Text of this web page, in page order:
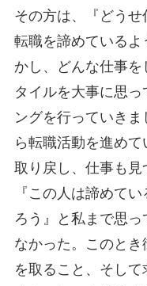
その方は、『どう
転職を諦めているよ
かし、どんな仕事
タイルを大事に思
ングを行っていき
ら転職活動を進め
取り戻し、仕事も見
『この人は諦めて
ろう』と私まで思
なかった。このと
を取ること、そし